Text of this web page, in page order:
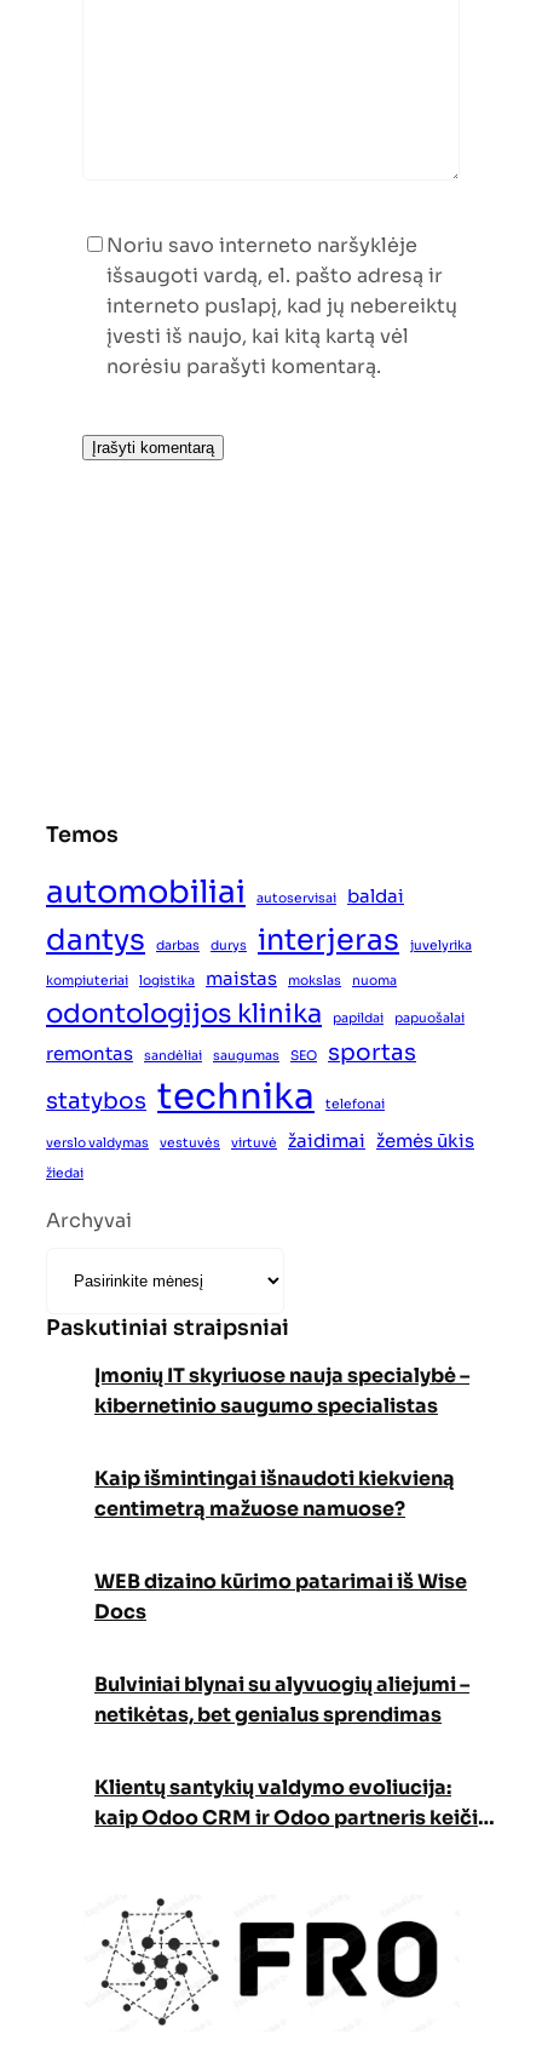
Noriu savo interneto naršyklėje
išsaugoti vardą, el. pašto adresą ir
interneto puslapį, kad jų nebereiktų
įvesti iš naujo, kai kitą kartą vėl
norėsiu parašyti komentarą.
Temos
automobiliai autoservisai baldai
dantys darbas durys interjeras juvelyrika
kompiuteriai logistika maistas mokslas nuoma
odontologijos klinika papildai papuošalai
remontas sandėliai saugumas SEO
sportas
statybos technika telefonai
verslo valdymas vestuvės virtuvė žaidimai žemės ūkis
žiedai
Archyvai
Paskutiniai straipsniai
Įmonių IT skyriuose nauja specialybė –
kibernetinio saugumo specialistas
Kaip išmintingai išnaudoti kiekvieną
centimetrą mažuose namuose?
WEB dizaino kūrimo patarimai iš Wise
Docs
Bulviniai blynai su alyvuogių aliejumi –
netikėtas, bet genialus sprendimas
Klientų santykių valdymo evoliucija:
kaip Odoo CRM ir Odoo partneris keičia